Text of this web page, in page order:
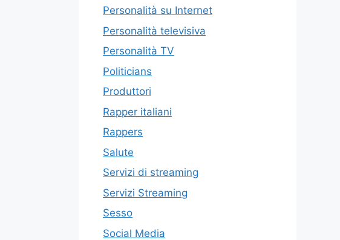
Personalità su Internet
Personalità televisiva
Personalità TV
Politicians
Produttori
Rapper italiani
Rappers
Salute
Servizi di streaming
Servizi Streaming
Sesso
Social Media